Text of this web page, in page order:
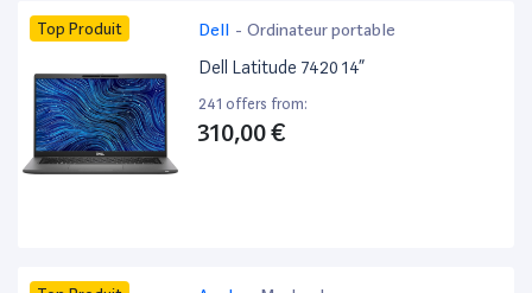
Top Produit Dell - Ordinateur portable
Dell Latitude 7420 14”
241 offers from:
310,00 €